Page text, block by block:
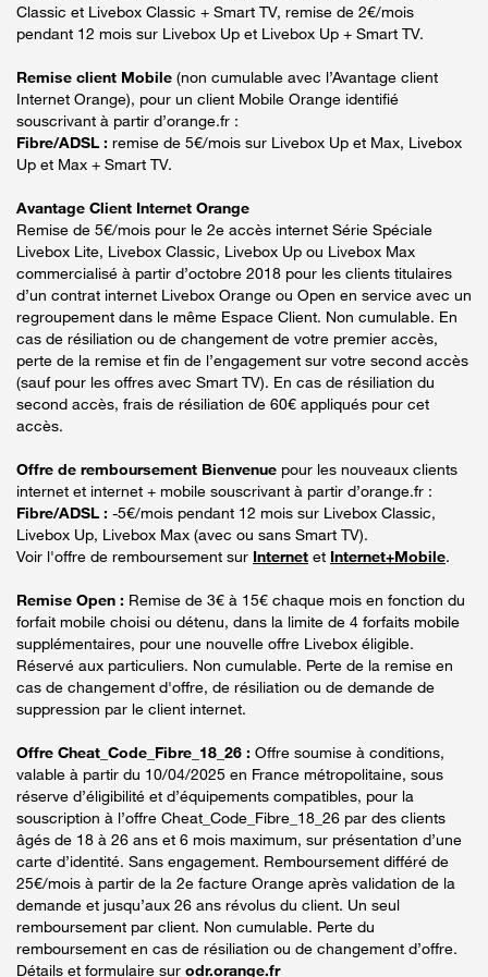
Classic et Livebox Classic + Smart TV, remise de 2€/mois
pendant 12 mois sur Livebox Up et Livebox Up + Smart TV.
Remise client Mobile (non cumulable avec l’Avantage client
Internet Orange), pour un client Mobile Orange identifié
souscrivant à partir d’orange.fr :
Fibre/ADSL : remise de 5€/mois sur Livebox Up et Max, Livebox
Up et Max + Smart TV.
Avantage Client Internet Orange
Remise de 5€/mois pour le 2e accès internet Série Spéciale
Livebox Lite, Livebox Classic, Livebox Up ou Livebox Max
commercialisé à partir d’octobre 2018 pour les clients titulaires
d’un contrat internet Livebox Orange ou Open en service avec un
regroupement dans le même Espace Client. Non cumulable. En
cas de résiliation ou de changement de votre premier accès,
perte de la remise et fin de l’engagement sur votre second accès
(sauf pour les offres avec Smart TV). En cas de résiliation du
second accès, frais de résiliation de 60€ appliqués pour cet
accès.
Offre de remboursement Bienvenue pour les nouveaux clients
internet et internet + mobile souscrivant à partir d’orange.fr :
Fibre/ADSL : -5€/mois pendant 12 mois sur Livebox Classic,
Livebox Up, Livebox Max (avec ou sans Smart TV).
Voir l'offre de remboursement sur Internet et Internet+Mobile.
Remise Open : Remise de 3€ à 15€ chaque mois en fonction du
forfait mobile choisi ou détenu, dans la limite de 4 forfaits mobile
supplémentaires, pour une nouvelle offre Livebox éligible.
Réservé aux particuliers. Non cumulable. Perte de la remise en
cas de changement d'offre, de résiliation ou de demande de
suppression par le client internet.
Offre Cheat_Code_Fibre_18_26 : Offre soumise à conditions,
valable à partir du 10/04/2025 en France métropolitaine, sous
réserve d’éligibilité et d’équipements compatibles, pour la
souscription à l’offre Cheat_Code_Fibre_18_26 par des clients
âgés de 18 à 26 ans et 6 mois maximum, sur présentation d’une
carte d’identité. Sans engagement. Remboursement différé de
25€/mois à partir de la 2e facture Orange après validation de la
demande et jusqu’aux 26 ans révolus du client. Un seul
remboursement par client. Non cumulable. Perte du
remboursement en cas de résiliation ou de changement d’offre.
Détails et formulaire sur odr.orange.fr